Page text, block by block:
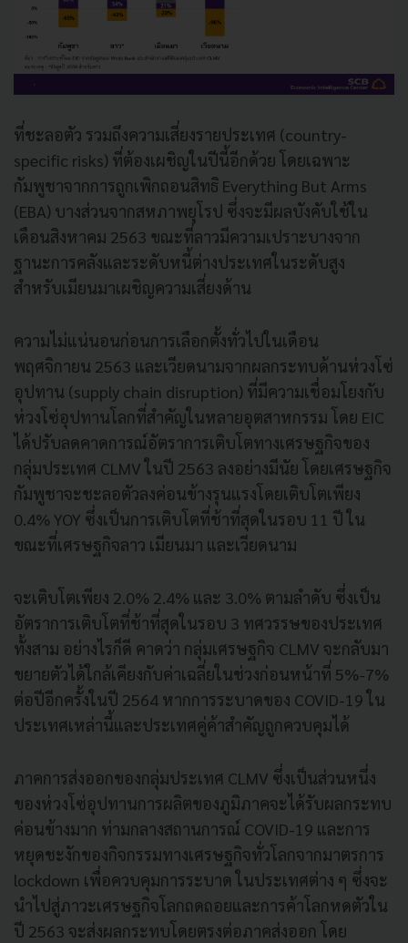
ที่ชะลอตัว รวมถึงความเสี่ยงรายประเทศ (country-
specific risks) ที่ต้องเผชิญในปีนี้อีกด้วย โดยเฉพาะ
กัมพูชาจากการถูกเพิกถอนสิทธิ Everything But Arms
(EBA) บางส่วนจากสหภาพยุโรป ซึ่งจะมีผลบังคับใช้ใน
เดือนสิงหาคม 2563 ขณะที่ลาวมีความเปราะบางจาก
ฐานะการคลังและระดับหนี้ต่างประเทศในระดับสูง
สำหรับเมียนมาเผชิญความเสี่ยงด้าน
ความไม่แน่นอนก่อนการเลือกตั้งทั่วไปในเดือน
พฤศจิกายน 2563 และเวียดนามจากผลกระทบด้านห่วงโซ่
อุปทาน (supply chain disruption) ที่มีความเชื่อมโยงกับ
ห่วงโซ่อุปทานโลกที่สำคัญในหลายอุตสาหกรรม โดย EIC
ได้ปรับลดคาดการณ์อัตราการเติบโตทางเศรษฐกิจของ
กลุ่มประเทศ CLMV ในปี 2563 ลงอย่างมีนัย โดยเศรษฐกิจ
กัมพูชาจะชะลอตัวลงค่อนข้างรุนแรงโดยเติบโตเพียง
0.4% YOY ซึ่งเป็นการเติบโตที่ช้าที่สุดในรอบ 11 ปี ใน
ขณะที่เศรษฐกิจลาว เมียนมา และเวียดนาม
จะเติบโตเพียง 2.0% 2.4% และ 3.0% ตามลำดับ ซึ่งเป็น
อัตราการเติบโตที่ช้าที่สุดในรอบ 3 ทศวรรษของประเทศ
ทั้งสาม อย่างไรก็ดี คาดว่า กลุ่มเศรษฐกิจ CLMV จะกลับมา
ขยายตัวได้ใกล้เคียงกับค่าเฉลี่ยในช่วงก่อนหน้าที่ 5%-7%
ต่อปีอีกครั้งในปี 2564 หากการระบาดของ COVID-19 ใน
ประเทศเหล่านี้และประเทศคู่ค้าสำคัญถูกควบคุมได้
ภาคการส่งออกของกลุ่มประเทศ CLMV ซึ่งเป็นส่วนหนึ่ง
ของห่วงโซ่อุปทานการผลิตของภูมิภาคจะได้รับผลกระทบ
ค่อนข้างมาก ท่ามกลางสถานการณ์ COVID-19 และการ
หยุดชะงักของกิจกรรมทางเศรษฐกิจทั่วโลกจากมาตรการ
lockdown เพื่อควบคุมการระบาด ในประเทศต่าง ๆ ซึ่งจะ
นำไปสู่ภาวะเศรษฐกิจโลกถดถอยและการค้าโลกหดตัวใน
ปี 2563 จะส่งผลกระทบโดยตรงต่อภาคส่งออก โดย